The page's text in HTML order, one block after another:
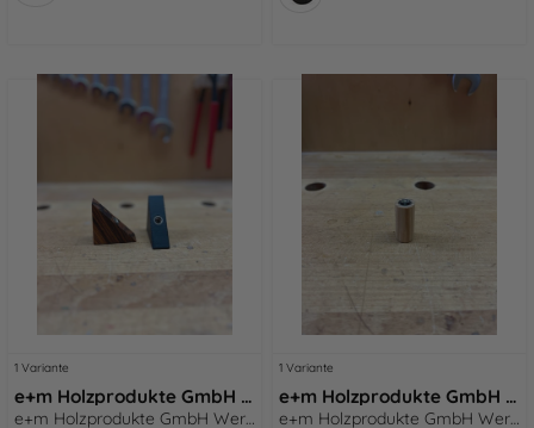
1 Variante
e+m Holzprodukte GmbH Werksverkauf Triangle schwarz
e+m Holzprodukte GmbH Werksverkauf Triangle schwarz
1 Variante
e+m Holzprodukte GmbH Werksverkauf Talisman
e+m Holzprodukte GmbH Werksverkauf Talisman